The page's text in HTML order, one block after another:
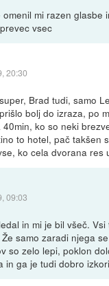
mi razen glasbe
vsec
20:30
Brad tudi, samo
bolj do izraza, po
ko so neki
to hotel, pač takšen
ko cela dvorana res
09:03
in mi je bil všeč.
samo zaradi njega
so zelo lepi, poklon
in ga je tudi dobro